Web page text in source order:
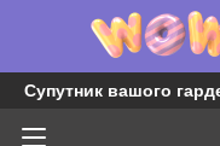
Супутник вашого